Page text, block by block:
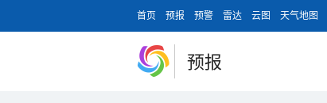
首页 预报 预警 雷达 云图 天气地图
预报